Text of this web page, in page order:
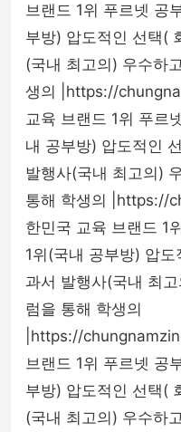
브랜드 1위 푸르넷 공
부방) 압도적인 선택(
(국내 최고의) 우수하
생의 |https://
교육 브랜드 1위 푸르
내 공부방) 압도적인
발행사(국내 최고의)
통해 학생의 |https://
한민국 교육 브랜드 1
1위(국내 공부방) 압
과서 발행사(국내 최
럼을 통해 학생의
|https://
브랜드 1위 푸르넷 공
부방) 압도적인 선택(
(국내 최고의) 우수하